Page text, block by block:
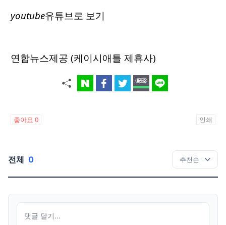
youtube유튜브로 보기
연합뉴스제공 (케이시애틀 제휴사)
좋아요 0 인쇄
전체 0